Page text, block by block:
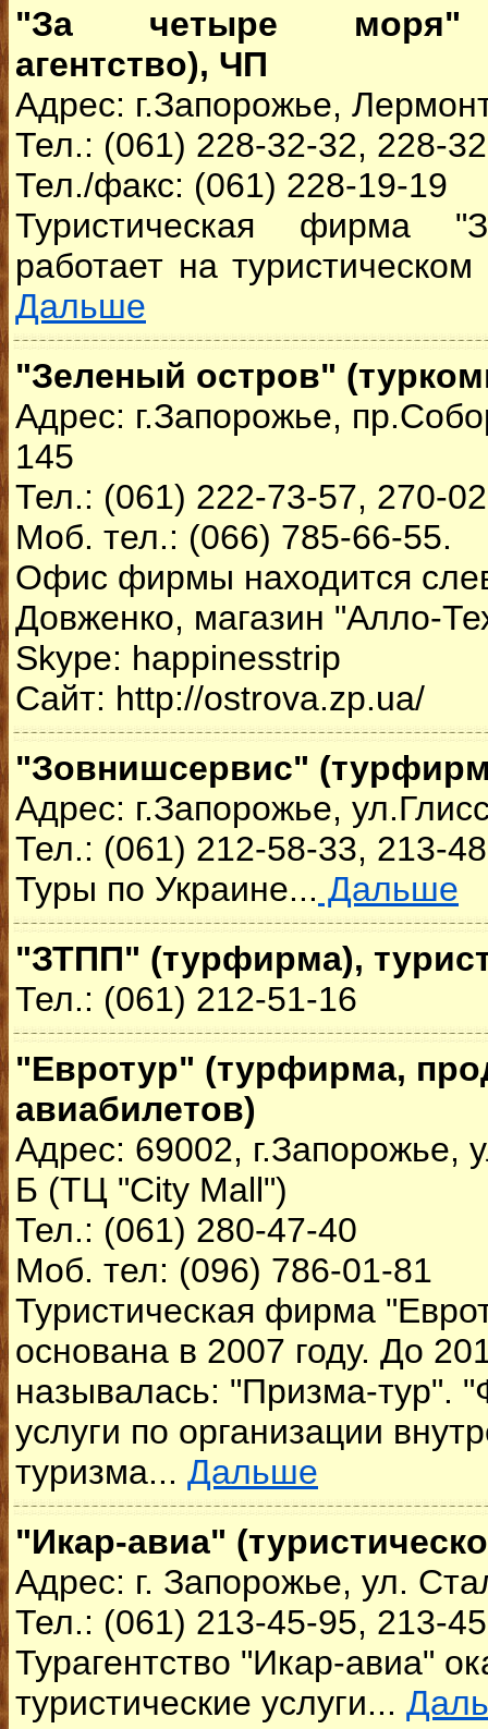
"За четыре моря"
агентство), ЧП
Адрес: г.Запорожье,
Тел.: (061) 228-32-32, 228-
Тел./факс: (061) 228-19-19
Туристическая фирма
работает на
Дальше
"Зеленый остров"
Адрес: г.Запорожье,
145
Тел.: (061) 222-73-57, 270-
Моб. тел.: (066) 785-66-55.
Офис фирмы находится
Довженко, магазин "Алло-
Skype: happinesstrip
Сайт: http://ostrova.zp.ua/
"Зовнишсервис"
Адрес: г.Запорожье,
Тел.: (061) 212-58-33, 213-
Туры по Украине... Дальше
"ЗТПП" (турфирма),
Тел.: (061) 212-51-16
"Евротур" (турфирма,
авиабилетов)
Адрес: 69002, г.Запорожье,
Б (ТЦ "City Mall")
Тел.: (061) 280-47-40
Моб. тел: (096) 786-01-81
Туристическая фирма
основана в 2007 году. До
называлась: "Призма-тур".
услуги по организации
туризма... Дальше
"Икар-авиа"
Адрес: г. Запорожье, ул.
Тел.: (061) 213-45-95, 213-
Турагентство "Икар-авиа"
туристические услуги...